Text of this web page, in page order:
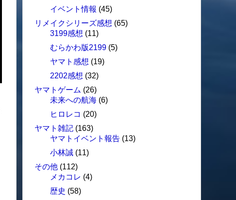
イベント情報 (45)
リメイクシリーズ感想 (65)
3199感想 (11)
むらかわ版2199 (5)
ヤマト感想 (19)
2202感想 (32)
ヤマトゲーム (26)
未来への航海 (6)
ヒロレコ (20)
ヤマト雑記 (163)
ヤマトイベント報告 (13)
小林誠 (11)
その他 (112)
メカコレ (4)
歴史 (58)